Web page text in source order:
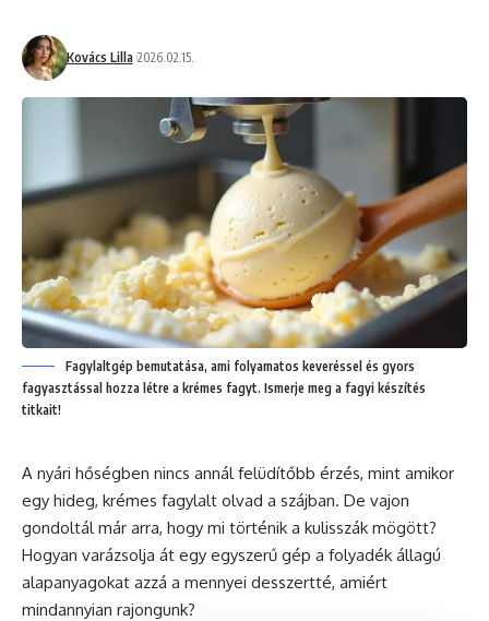
Kovács Lilla 2026.02.15.
Fagylaltgép bemutatása, ami folyamatos keveréssel és gyors
fagyasztással hozza létre a krémes fagyt. Ismerje meg a fagyi készítés
titkait!
A nyári hőségben nincs annál felüdítőbb érzés, mint amikor
egy hideg, krémes fagylalt olvad a szájban. De vajon
gondoltál már arra, hogy mi történik a kulisszák mögött?
Hogyan varázsolja át egy egyszerű gép a folyadék állagú
alapanyagokat azzá a mennyei desszertté, amiért
mindannyian rajongunk?